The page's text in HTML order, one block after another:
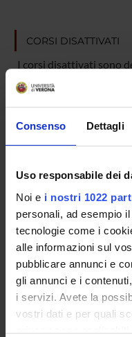
Consenso Dettagli
Uso responsabile dei
Noi e i nostri 1022
personali, ad esempio
tecnologie come i
alle informazioni sul
pubblicare annunci e
gli annunci e i
i servizi. Avete la
vostri dati e per quali
privacy sono
CORSI DISATTIVATI
I corsi disattivati sono
inclusi nell'offerta
riattivazione futura, né
Creazione di
(PODCAST) per
Sede: Verona
Corso di